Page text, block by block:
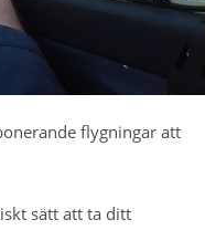
flygningar att
sätt att ta ditt